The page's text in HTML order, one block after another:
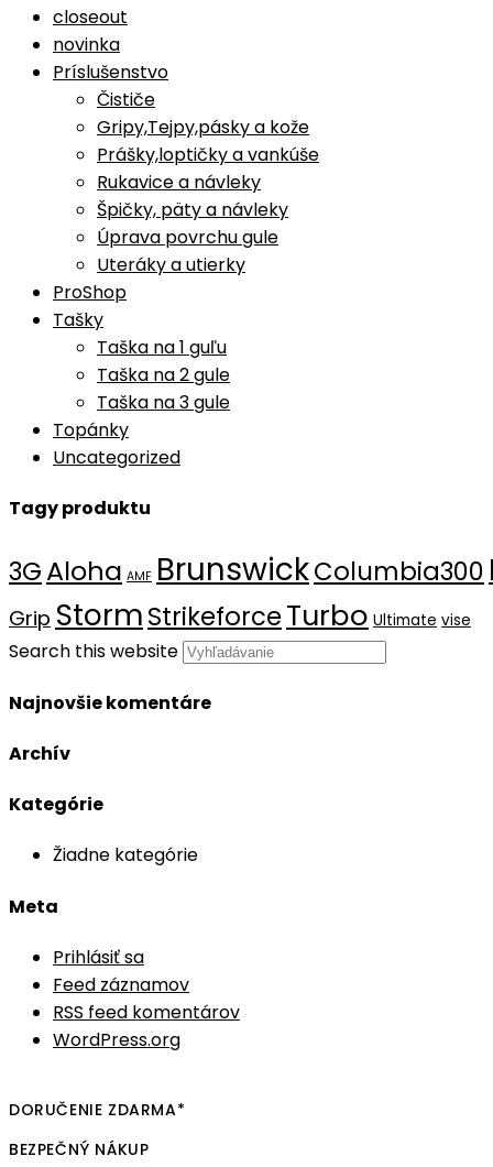
closeout
novinka
Príslušenstvo
Čističe
Gripy,Tejpy,pásky a kože
Prášky,loptičky a vankúše
Rukavice a návleky
Špičky, päty a návleky
Úprava povrchu gule
Uteráky a utierky
ProShop
Tašky
Taška na 1 guľu
Taška na 2 gule
Taška na 3 gule
Topánky
Uncategorized
Tagy produktu
3GAloha AMF BrunswickColumbia300
Grip StormStrikeforceTurbo Ultimate vise
Search this website
Najnovšie komentáre
Archív
Kategórie
Žiadne kategórie
Meta
Prihlásiť sa
Feed záznamov
RSS feed komentárov
WordPress.org
DORUČENIE ZDARMA*
BEZPEČNÝ NÁKUP